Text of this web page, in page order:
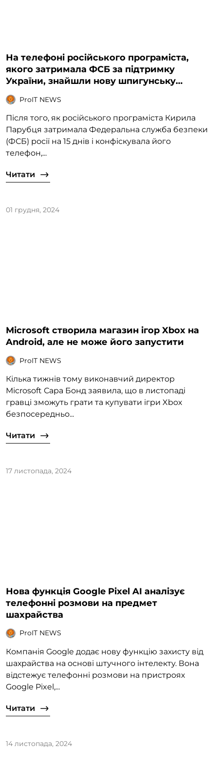
На телефоні російського програміста,
якого затримала ФСБ за підтримку
України, знайшли нову шпигунську
програму для Android
ProIT NEWS
Після того, як російського програміста Кирила
Парубця затримала Федеральна служба безпеки
(ФСБ) росії на 15 днів і конфіскувала його
телефон,...
Читати
01 грудня, 2024
Microsoft створила магазин ігор Xbox на
Android, але не може його запустити
ProIT NEWS
Кілька тижнів тому виконавчий директор
Microsoft Сара Бонд заявила, що в листопаді
гравці зможуть грати та купувати ігри Xbox
безпосередньо...
Читати
17 листопада, 2024
Нова функція Google Pixel AI аналізує
телефонні розмови на предмет
шахрайства
ProIT NEWS
Компанія Google додає нову функцію захисту від
шахрайства на основі штучного інтелекту. Вона
відстежує телефонні розмови на пристроях
Google Pixel,...
Читати
14 листопада, 2024